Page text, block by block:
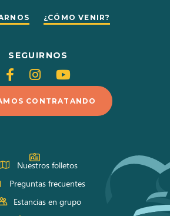
¿CÓMO VENIR?
SEGUIRNOS
Siganos
en
Facebook
Siganos
en
Instagram
Siganos
en
Youtube
CONTRATANDO
Nuestros folletos
Preguntas frecuentes
Estancias en grupo